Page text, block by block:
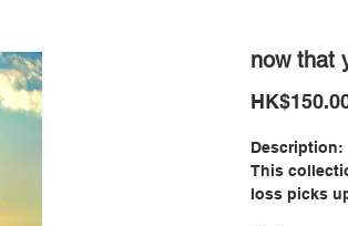
now that
Description:
This
loss picks